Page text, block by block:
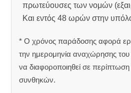
πρωτεύουσες των νομών
Και εντός 48 ωρών στην
* Ο χρόνος παράδοσης αφορά
την ημερομηνία αναχώρησης του
να διαφοροποιηθεί σε
συνθηκών.